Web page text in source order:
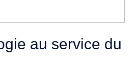
au service du